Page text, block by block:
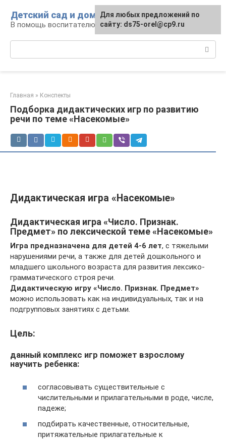
контенту
Детский сад и дом
В помощь воспитателю и родителям
Главная » Конспекты
Подборка дидактических игр по развитию
речи по теме «Насекомые»
Дидактическая игра «Насекомые»
Дидактическая игра «Число. Признак.
Предмет» по лексической теме «Насекомые»
Игра предназначена для детей 4-6 лет, с тяжелыми
нарушениями речи, а также для детей дошкольного и
младшего школьного возраста для развития лексико-
грамматического строя речи.
Дидактическую игру «Число. Признак. Предмет»
можно использовать как на индивидуальных, так и на
подгрупповых занятиях с детьми.
Цель:
данный комплекс игр поможет взрослому
научить ребенка:
согласовывать существительные с
числительными и прилагательными в роде, числе,
падеже;
подбирать качественные, относительные,
притяжательные прилагательные к
Для любых предложений по
сайту: ds75-orel@cp9.ru